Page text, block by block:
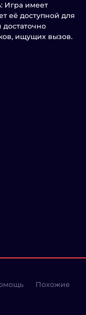
Игра имеет
её доступной для
ищущих вызов.
Похожие